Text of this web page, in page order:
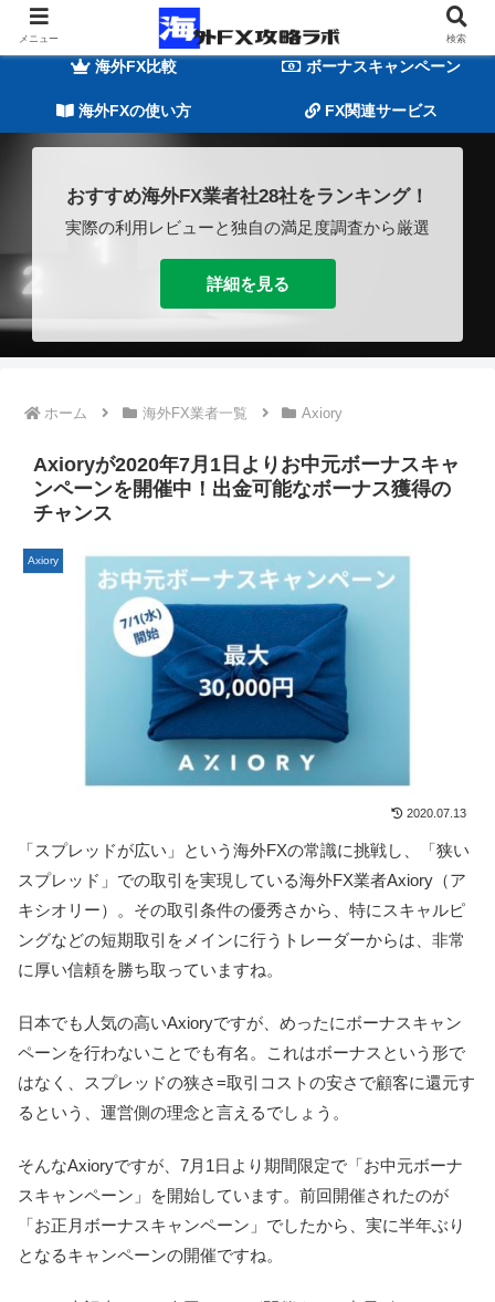
海外FXの基礎知識
海外FX比較 ボーナスキャンペーン
海外FXの使い方 FX関連サービス
おすすめ海外FX業者社28社をランキング！
実際の利用レビューと独自の満足度調査から厳選
詳細を見る
ホーム 海外FX業者一覧 Axiory
Axioryが2020年7月1日よりお中元ボーナスキャ
ンペーンを開催中！出金可能なボーナス獲得の
チャンス
Axiory
2020.07.13
「スプレッドが広い」という海外FXの常識に挑戦し、「狭い
スプレッド」での取引を実現している海外FX業者Axiory（ア
キシオリー）。その取引条件の優秀さから、 特にスキャルピ
ングなどの短期取引をメインに行うトレーダーからは、非常
に厚い信頼を勝ち取っていますね。
日本でも人気の高いAxioryですが、めったにボーナスキャン
ペーンを行わないことでも有名。これはボーナスという形で
はなく、 スプレッドの狭さ=取引コストの安さで顧客に還元す
るという、運営側の理念と言えるでしょう。
そんなAxioryですが、7月1日より期間限定で「お中元ボーナ
スキャンペーン」を開始しています。 前回開催されたのが
「お正月ボーナスキャンペーン」でしたから、実に半年ぶり
となるキャンペーンの開催ですね。
メニュー 検索